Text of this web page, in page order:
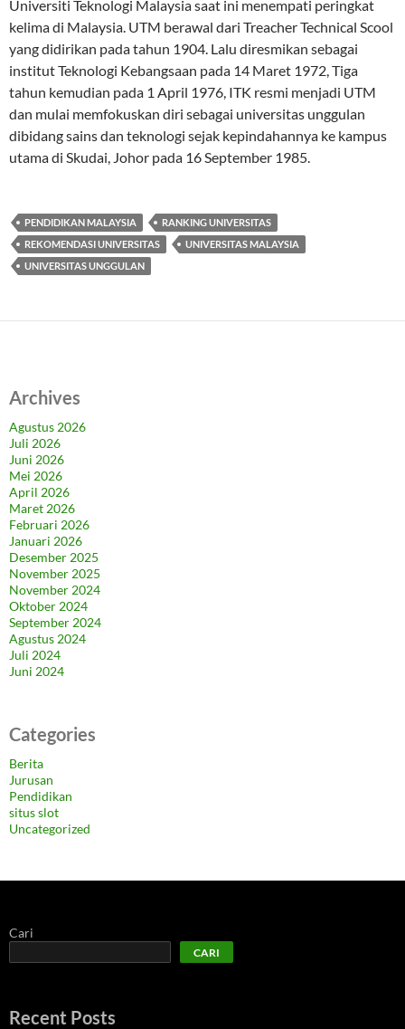
Universiti Teknologi Malaysia saat ini menempati peringkat
kelima di Malaysia. UTM berawal dari Treacher Technical Scool
yang didirikan pada tahun 1904. Lalu diresmikan sebagai
institut Teknologi Kebangsaan pada 14 Maret 1972, Tiga
tahun kemudian pada 1 April 1976, ITK resmi menjadi UTM
dan mulai memfokuskan diri sebagai universitas unggulan
dibidang sains dan teknologi sejak kepindahannya ke kampus
utama di Skudai, Johor pada 16 September 1985.
PENDIDIKAN MALAYSIA
RANKING UNIVERSITAS
REKOMENDASI UNIVERSITAS
UNIVERSITAS MALAYSIA
UNIVERSITAS UNGGULAN
Archives
Agustus 2026
Juli 2026
Juni 2026
Mei 2026
April 2026
Maret 2026
Februari 2026
Januari 2026
Desember 2025
November 2025
November 2024
Oktober 2024
September 2024
Agustus 2024
Juli 2024
Juni 2024
Categories
Berita
Jurusan
Pendidikan
situs slot
Uncategorized
Cari
CARI
Recent Posts